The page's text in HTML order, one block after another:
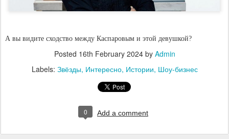
А вы видите сходство между Каспаровым и этой девушкой?
Posted 16th February 2024by Admin
Labels: Звёзды Интересно Истории Шоу-бизнес
0 Add a comment